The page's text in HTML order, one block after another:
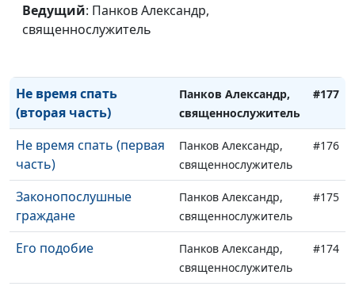
Ведущий: Панков Александр,
священнослужитель
Отношение к
немощным в вере
Панков Александр,
Не время спать
(вторая часть)
Панков Александр,
священнослужитель
#177
Не время спать (первая
часть)
Панков Александр,
священнослужитель
#176
Законопослушные
граждане
Панков Александр,
священнослужитель
#175
Его подобие
Панков Александр,
священнослужитель
#174